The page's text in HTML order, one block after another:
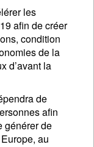
les
afin de créer
condition
de la
d’avant la
de
afin
générer de
au